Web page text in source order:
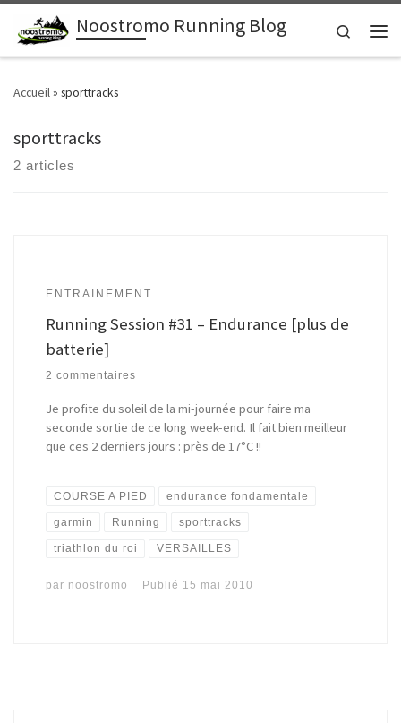
Passer au contenuNoostromo Running Blog
Search
Accueil» sporttracks
sporttracks
2 articles
ENTRAINEMENT
Running Session #31 – Endurance [plus de
batterie]
2 commentaires
Je profite du soleil de la mi-journée pour faire ma
seconde sortie de ce long week-end. Il fait bien meilleur
que ces 2 derniers jours : près de 17°C !!
COURSE A PIED endurance fondamentale
garmin Running sporttracks
triathlon du roi VERSAILLES
par noostromo Publié 15 mai 2010